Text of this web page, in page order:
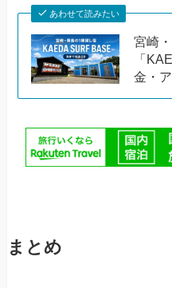
あわせて読みたい
宮崎
「
金・
まとめ